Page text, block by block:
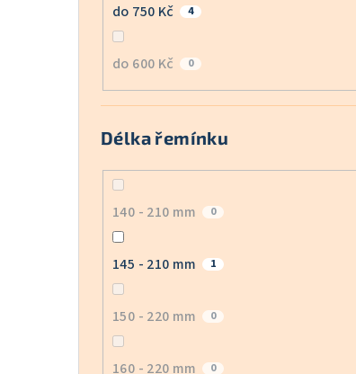
do 750 Kč 4
do 600 Kč 0
Délka řemínku
140 - 210 mm 0
145 - 210 mm 1
150 - 220 mm 0
160 - 220 mm 0